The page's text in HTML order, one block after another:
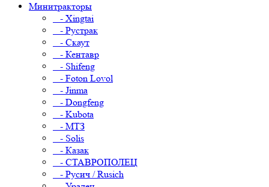
Минитракторы
- Xingtai
- Рустрак
- Скаут
- Кентавр
- Shifeng
- Foton Lovol
- Jinma
- Dongfeng
- Kubota
- МТЗ
- Solis
- Казак
- СТАВРОПОЛЕЦ
- Русич / Rusich